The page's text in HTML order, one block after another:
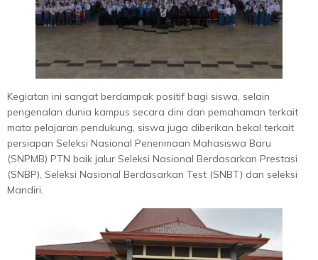
Kegiatan ini sangat berdampak positif bagi siswa, selain
pengenalan dunia kampus secara dini dan pemahaman terkait
mata pelajaran pendukung, siswa juga diberikan bekal terkait
persiapan Seleksi Nasional Penerimaan Mahasiswa Baru
(SNPMB) PTN baik jalur Seleksi Nasional Berdasarkan Prestasi
(SNBP), Seleksi Nasional Berdasarkan Test (SNBT) dan seleksi
Mandiri.